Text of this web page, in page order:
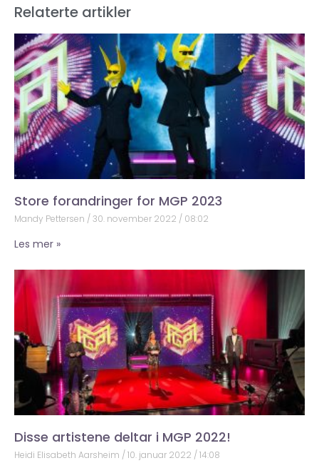
Relaterte artikler
Store forandringer for MGP 2023
Mandy Pettersen 30. november 2022 08:02
Les mer »
Disse artistene deltar i MGP 2022!
Heidi Elisabeth Aarsheim 10. januar 2022 14:08